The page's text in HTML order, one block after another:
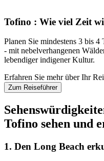
Tofino : Wie viel Zeit
Planen Sie mindestens 3 bis
- mit nebelverhangenen
lebendiger indigener Kultur.
Erfahren Sie mehr über Ihr
Zum Reiseführer
Tofino sehen und
1. Den Long Beach